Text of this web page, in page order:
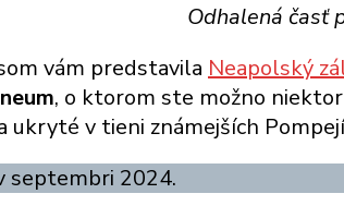
Mesto
ukryté
v
tieni
Pompejí
Odhalená časť
vám predstavila Neapolský
, o ktorom ste možno
ukryté v tieni známejších
septembri 2024.